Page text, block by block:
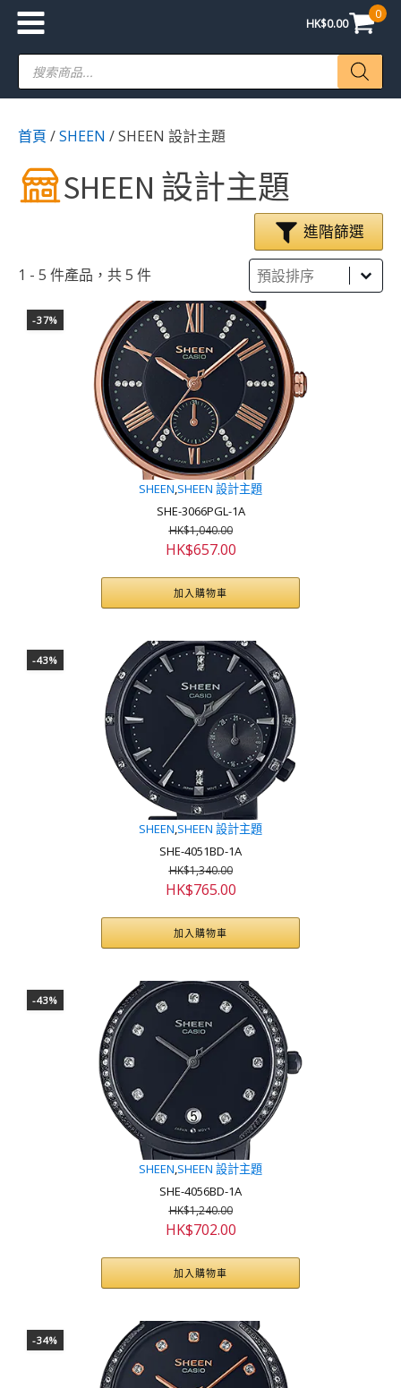
HK$0.00
0
Products
search
首頁 /SHEEN / SHEEN 設計主題
SHEEN 設計主題
進階篩選
1 - 5 件產品，共 5 件 Sort
Sort content
Sort content
-37%
SHEEN SHEEN 設計主題
SHE-3066PGL-1A
HK$1,040.00
原
價
格：
HK$1,040.00。
HK$657.00目
價
格：
HK$657.00。
加入購物車
-43%
SHEEN SHEEN 設計主題
SHE-4051BD-1A
HK$1,340.00
原
價
格：
HK$1,340.00。
HK$765.00目
價
格：
HK$765.00。
加入購物車
-43%
SHEEN SHEEN 設計主題
SHE-4056BD-1A
HK$1,240.00
原
價
格：
HK$1,240.00。
HK$702.00目
價
格：
HK$702.00。
加入購物車
-34%